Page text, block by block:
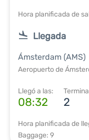
Hora planificada de
Llegada
Ámsterdam (AMS)
Aeropuerto de
Llegó a las:
08:32 2
Hora planificada de
Baggage: 9